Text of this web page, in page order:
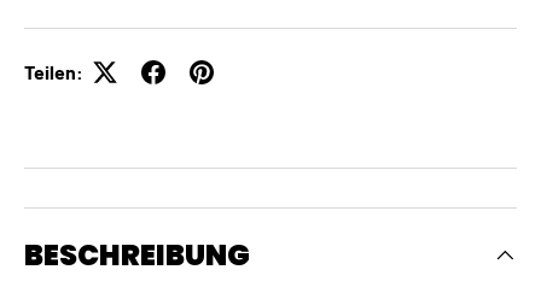
Teilen:
BESCHREIBUNG